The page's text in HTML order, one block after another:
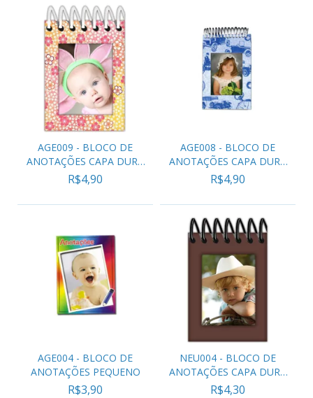
AGE009 - BLOCO DE
ANOTAÇÕES CAPA DURA
-...
R$4,90
AGE008 - BLOCO DE
ANOTAÇÕES CAPA DURA
-...
R$4,90
AGE004 - BLOCO DE
ANOTAÇÕES PEQUENO
R$3,90
NEU004 - BLOCO DE
ANOTAÇÕES CAPA DURA
MA...
R$4,30